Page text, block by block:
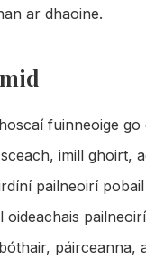
ar dhaoine.
fuinneoige go
imill ghoirt,
pailneoirí
páirceanna,